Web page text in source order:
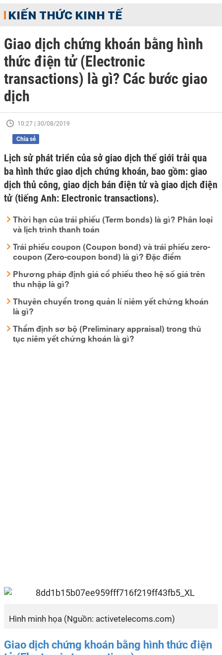
KIẾN THỨC KINH TẾ
Giao dịch chứng khoán bằng hình
thức điện tử (Electronic
transactions) là gì? Các bước giao
dịch
10:27 | 30/08/2019
Chia sẻ
Lịch sử phát triển của sở giao dịch thế giới trải qua
ba hình thức giao dịch chứng khoán, bao gồm: giao
dịch thủ công, giao dịch bán điện tử và giao dịch điện
tử (tiếng Anh: Electronic transactions).
Thời hạn của trái phiếu (Term bonds) là gì? Phân loại
và lịch trình thanh toán
Trái phiếu coupon (Coupon bond) và trái phiếu zero-
coupon (Zero-coupon bond) là gì? Đặc điểm
Phương pháp định giá cổ phiếu theo hệ số giá trên
thu nhập là gì?
Thuyên chuyển trong quản lí niêm yết chứng khoán
là gì?
Thẩm định sơ bộ (Preliminary appraisal) trong thủ
tục niêm yết chứng khoán là gì?
Hình minh họa (Nguồn: activetelecoms.com)
Giao dịch chứng khoán bằng hình thức điện